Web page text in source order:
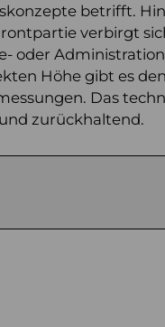
betrifft.
verbirgt
oder
Höhe gibt es
Das
zurückhaltend.